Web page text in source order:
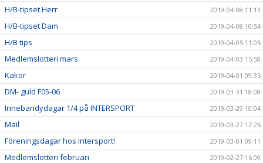
H/B-tipset Herr 2019-04-08 11:13
H/B-tipset Dam 2019-04-08 10:54
H/B tips 2019-04-05 11:05
Medlemslotteri mars 2019-04-03 15:58
Kakor 2019-04-01 09:35
DM- guld F05-06 2019-03-31 18:08
Innebandydagar 1/4 på INTERSPORT 2019-03-29 10:04
Mail 2019-03-27 17:26
Föreningsdagar hos Intersport! 2019-03-01 09:11
Medlemslotteri februari 2019-02-27 16:09